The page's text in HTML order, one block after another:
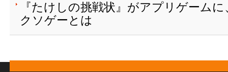
『たけしの挑戦状』がアプリゲーム
クソゲーとは